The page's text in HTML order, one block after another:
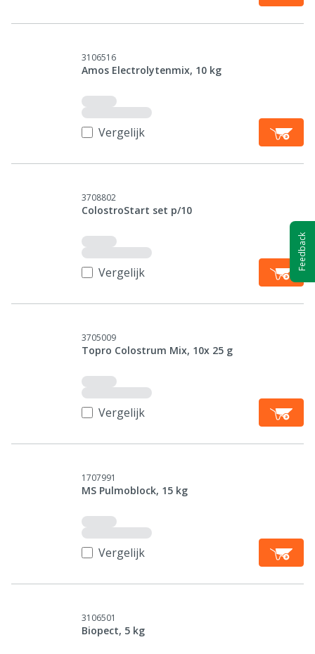
3106516
Amos Electrolytenmix, 10 kg
Vergelijk
3708802
ColostroStart set p/10
Vergelijk
3705009
Topro Colostrum Mix, 10x 25 g
Vergelijk
1707991
MS Pulmoblock, 15 kg
Vergelijk
3106501
Biopect, 5 kg
Feedback